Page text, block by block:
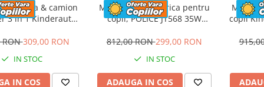
electrica & camion
3 in 1 Kinderauto
music player
RON309,00 RON
IN STOC
IN COS
Motocicleta electrica pentru
copii, POLICE JT568 35W
812,00 RON299,00 RON
IN STOC
ADAUGA IN COS
copii